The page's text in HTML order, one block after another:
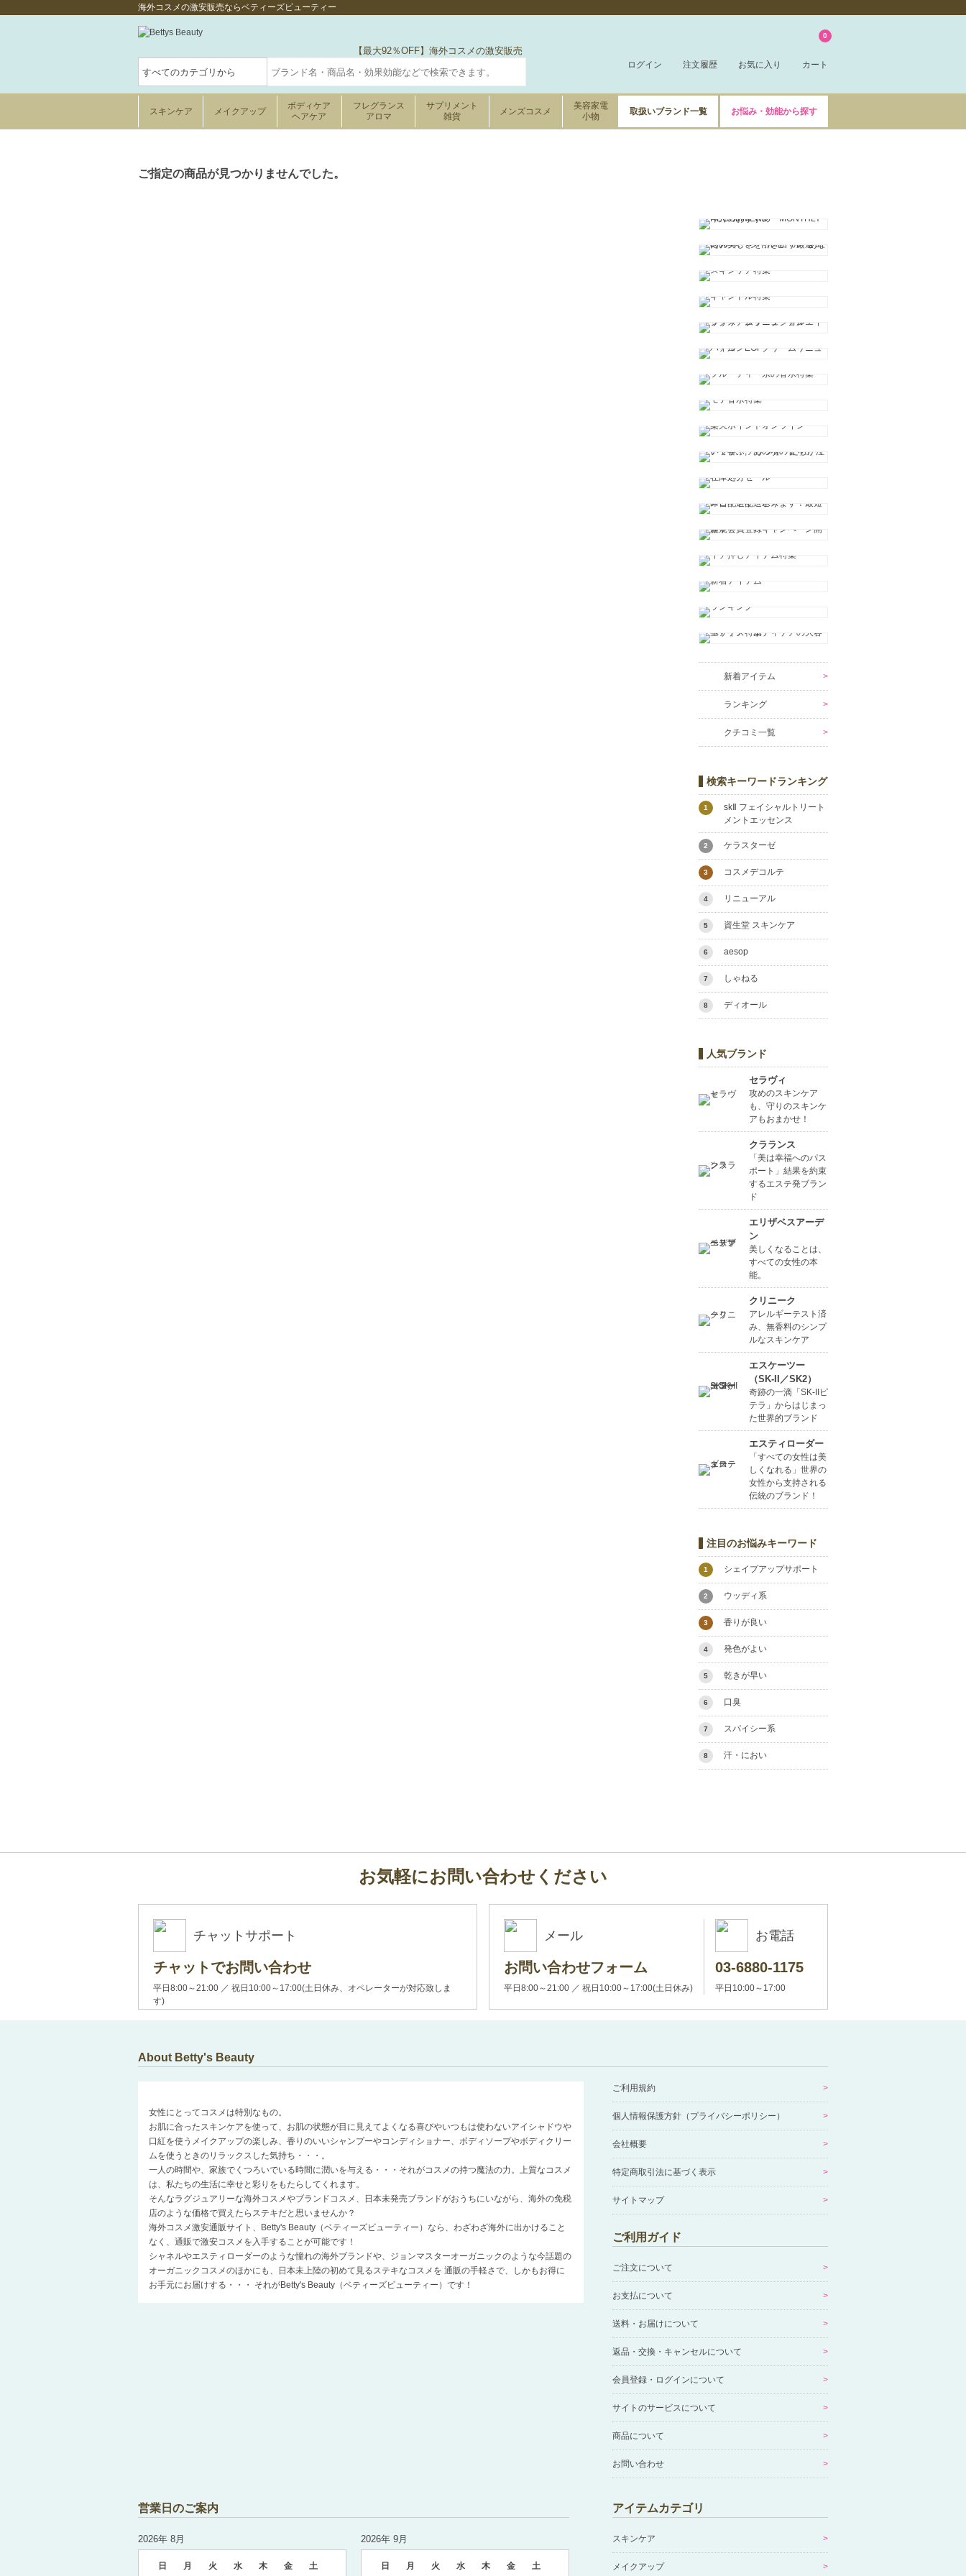
海外コスメの激安販売ならベティーズビューティー
【最大92％OFF】海外コスメの激安販売
ログイン 注文履歴 お気に入り カート
0
スキンケア メイクアップ
ボディケア
ヘアケア
フレグランス
アロマ
サプリメント
雑貨
メンズコスメ
美容家電
小物
取扱いブランド一覧 お悩み・効能から探す
ご指定の商品が見つかりませんでした。
新着アイテム
ランキング
クチコミ一覧
検索キーワードランキング
1
skⅡ フェイシャルトリート
メントエッセンス
2 ケラスターゼ
3 コスメデコルテ
4 リニューアル
5 資生堂 スキンケア
6 aesop
7 しゃねる
8 ディオール
人気ブランド
セラヴィ
攻めのスキンケア
も、守りのスキンケ
アもおまかせ！
クラランス
「美は幸福へのパス
ポート」結果を約束
するエステ発ブラン
ド
エリザベスアーデ
ン
美しくなることは、
すべての女性の本
能。
クリニーク
アレルギーテスト済
み、無香料のシンプ
ルなスキンケア
エスケーツー
（SK-II／SK2）
奇跡の一滴「SK-IIピ
テラ」からはじまっ
た世界的ブランド
エスティローダー
「すべての女性は美
しくなれる」世界の
女性から支持される
伝統のブランド！
注目のお悩みキーワード
1 シェイプアップサポート
2 ウッディ系
3 香りが良い
4 発色がよい
5 乾きが早い
6 口臭
7 スパイシー系
8 汗・におい
お気軽にお問い合わせください
チャットサポート
チャットでお問い合わせ
平日8:00～21:00 ／ 祝日10:00～17:00(土日休み、オペレーターが対応致しま
す)
メール
お問い合わせフォーム
平日8:00～21:00 ／ 祝日10:00～17:00(土日休み)
お電話
03-6880-1175
平日10:00～17:00
About Betty's Beauty
女性にとってコスメは特別なもの。
お肌に合ったスキンケアを使って、お肌の状態が目に見えてよくなる喜びやいつもは使わないアイシャドウや
口紅を使うメイクアップの楽しみ、香りのいいシャンプーやコンディショナー、ボディソープやボディクリー
ムを使うときのリラックスした気持ち・・・。
一人の時間や、家族でくつろいでいる時間に潤いを与える・・・それがコスメの持つ魔法の力。上質なコスメ
は、私たちの生活に幸せと彩りをもたらしてくれます。
そんなラグジュアリーな海外コスメやブランドコスメ、日本未発売ブランドがおうちにいながら、海外の免税
店のような価格で買えたらステキだと思いませんか？
海外コスメ激安通販サイト、Betty's Beauty（ベティーズビューティー）なら、わざわざ海外に出かけること
なく、通販で激安コスメを入手することが可能です！
シャネルやエスティローダーのような憧れの海外ブランドや、ジョンマスターオーガニックのような今話題の
オーガニックコスメのほかにも、日本未上陸の初めて見るステキなコスメを 通販の手軽さで、しかもお得に
お手元にお届けする・・・ それがBetty's Beauty（ベティーズビューティー）です！
ご利用規約
個人情報保護方針（プライバシーポリシー）
会社概要
特定商取引法に基づく表示
サイトマップ
ご利用ガイド
ご注文について
お支払について
送料・お届けについて
返品・交換・キャンセルについて
会員登録・ログインについて
サイトのサービスについて
商品について
お問い合わせ
営業日のご案内
2026年 8月
日 月 火 水 木 金 土
2026年 9月
日 月 火 水 木 金 土
アイテムカテゴリ
スキンケア
メイクアップ